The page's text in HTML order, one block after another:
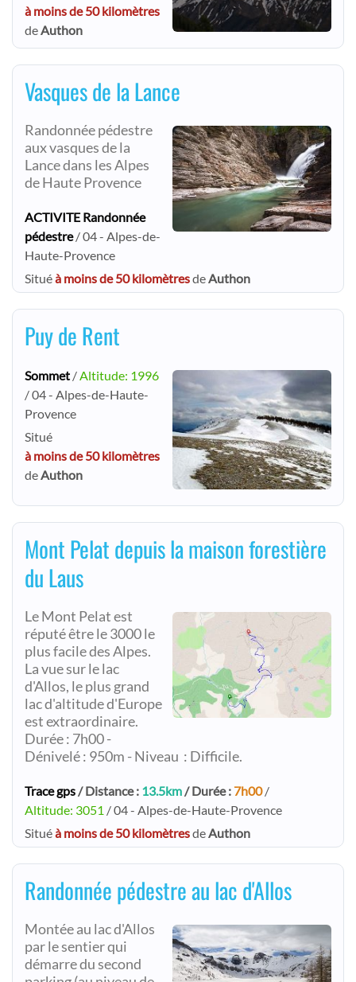
à moins de 50 kilomètres
deAuthon
Vasques de la Lance
Randonnée pédestre
aux vasques de la
Lance dans les Alpes
de Haute Provence
ACTIVITE Randonnée
pédestre/ 04 - Alpes-de-
Haute-Provence
Situéà moins de 50 kilomètresde Authon
Puy de Rent
Sommet / Altitude: 1996
/ 04 - Alpes-de-Haute-
Provence
Situé
à moins de 50 kilomètres
de Authon
Mont Pelat depuis la maison forestière
du Laus
Le Mont Pelat est
réputé être le 3000 le
plus facile des Alpes.
La vue sur le lac
d'Allos, le plus grand
lac d'altitude d'Europe
est extraordinaire.
Durée : 7h00 -
Dénivelé : 950m - Niveau : Difficile.
Trace gps / Distance : 13.5km / Durée : 7h00/
Altitude: 3051 / 04 - Alpes-de-Haute-Provence
Situéà moins de 50 kilomètresde Authon
Randonnée pédestre au lac d'Allos
Montée au lac d'Allos
par le sentier qui
démarre du second